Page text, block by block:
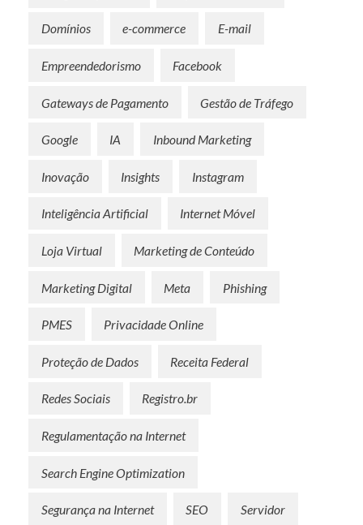
Domínios e-commerce E-mail
Empreendedorismo Facebook
Gateways de Pagamento Gestão de Tráfego
Google IA Inbound Marketing
Inovação Insights Instagram
Inteligência Artificial Internet Móvel
Loja Virtual Marketing de Conteúdo
Marketing Digital Meta Phishing
PMES Privacidade Online
Proteção de Dados Receita Federal
Redes Sociais Registro.br
Regulamentação na Internet
Search Engine Optimization
Segurança na Internet SEO Servidor